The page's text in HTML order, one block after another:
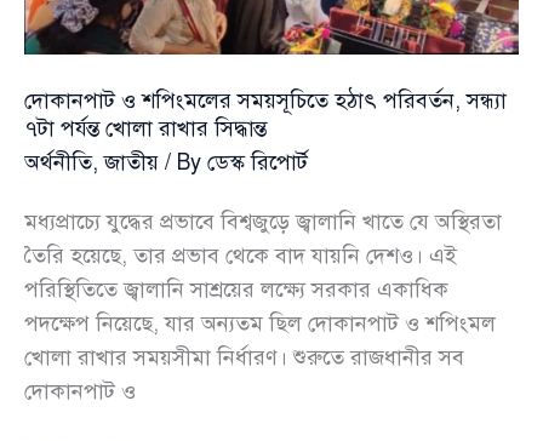
কর্মসূচিতে
বিস্তৃত
দোকানপাট ও শপিংমলের সময়সূচিতে হঠাৎ পরিবর্তন, সন্ধ্যা
৭টা পর্যন্ত খোলা রাখার সিদ্ধান্ত
অর্থনীতি,জাতীয় / By ডেস্ক রিপোর্ট
মধ্যপ্রাচ্যে যুদ্ধের প্রভাবে বিশ্বজুড়ে জ্বালানি খাতে যে অস্থিরতা
তৈরি হয়েছে, তার প্রভাব থেকে বাদ যায়নি দেশও। এই
পরিস্থিতিতে জ্বালানি সাশ্রয়ের লক্ষ্যে সরকার একাধিক
পদক্ষেপ নিয়েছে, যার অন্যতম ছিল দোকানপাট ও শপিংমল
খোলা রাখার সময়সীমা নির্ধারণ। শুরুতে রাজধানীর সব
দোকানপাট ও